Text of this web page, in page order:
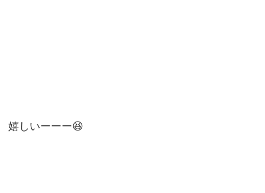
嬉しいーーー😆